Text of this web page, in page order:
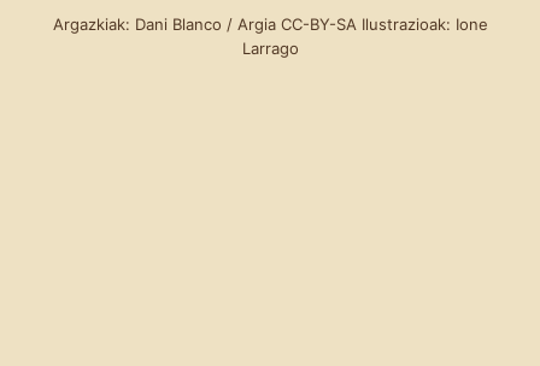
Argazkiak: Dani Blanco / Argia CC-BY-SA Ilustrazioak: Ione
Larrago